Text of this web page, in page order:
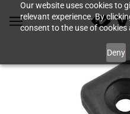
Our website uses cookies to
relevant experience. By
consent to the use of cookies
Deny